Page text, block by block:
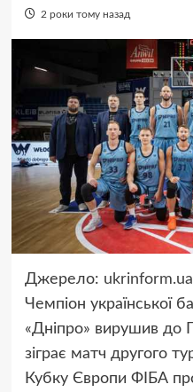
2 роки тому назад
Джерело: ukrinform.ua
Чемпіон української
«Дніпро» вирушив до
зіграє матч другого
Кубку Європи ФІБА